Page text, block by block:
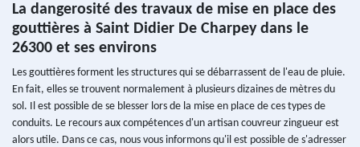
La dangerosité des travaux de mise en place des
gouttières à Saint Didier De Charpey dans le
26300 et ses environs
Les gouttières forment les structures qui se débarrassent de l'eau de pluie.
En fait, elles se trouvent normalement à plusieurs dizaines de mètres du
sol. Il est possible de se blesser lors de la mise en place de ces types de
conduits. Le recours aux compétences d'un artisan couvreur zingueur est
alors utile. Dans ce cas, nous vous informons qu'il est possible de s'adresser